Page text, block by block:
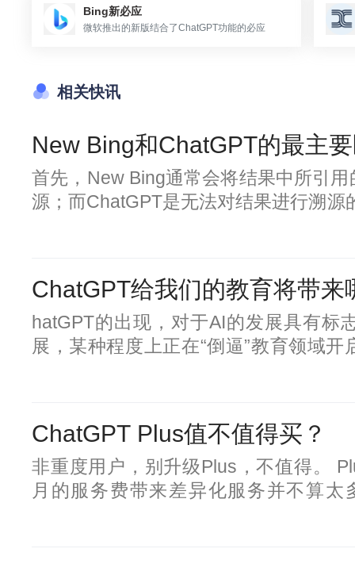
Bing新必应
微软推出的新版结合了ChatGPT功能的必应
相关快讯
New Bing和ChatGPT的最主
首先，New Bing通常会将结果中所引
源；而ChatGPT是无法对结果进行溯
取关键词，通过关键词搜索相关结果
背景，回答客户的问题）；而
生成结果。最后，New Bing现在对于
ChatGPT给我们的教育将带来
hatGPT的出现，对于AI的发展具有标
展，某种程度上正在“倒逼”教育领域
替，那么人才的培养方向是教育要厘
够的“未来生存力”。 2、挑战我们的课
才能适应挑战？如何引导学生在学习过
ChatGPT Plus值不值得买？
非重度用户，别升级Plus，不值得。
月的服务费带来差异化服务并不算太